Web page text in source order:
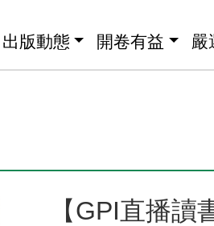
出版動態 開卷有益 嚴
【GPI直播